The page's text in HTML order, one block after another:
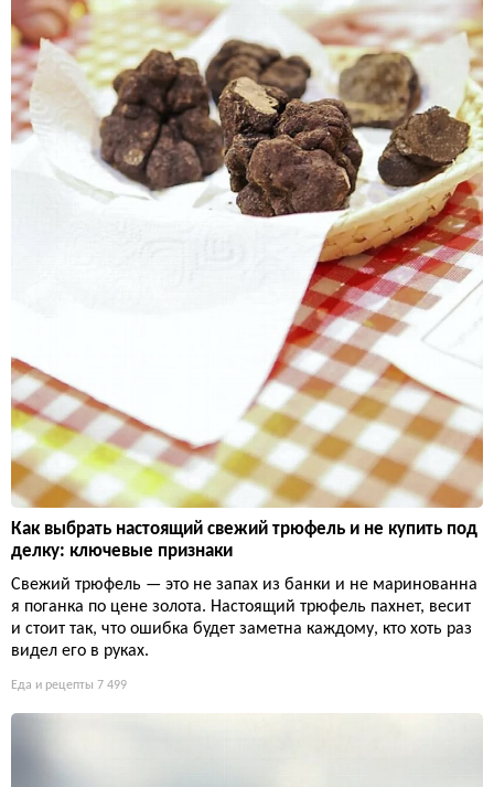
Как выбрать настоящий свежий трюфель и не купить под
делку: ключевые признаки
Свежий трюфель — это не запах из банки и не маринованна
я поганка по цене золота. Настоящий трюфель пахнет, весит
и стоит так, что ошибка будет заметна каждому, кто хоть раз
видел его в руках.
Еда и рецепты 7 499